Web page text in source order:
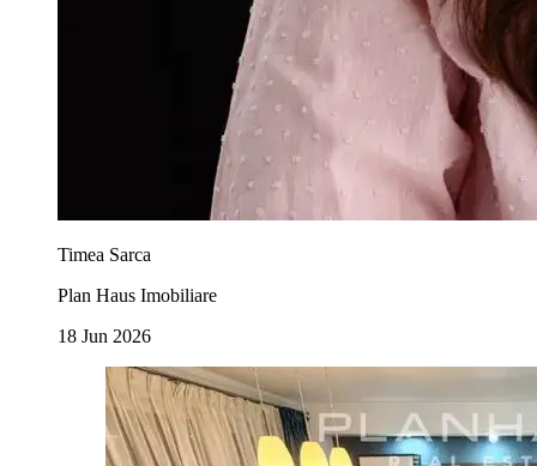
Timea Sarca
Plan Haus Imobiliare
18 Jun 2026